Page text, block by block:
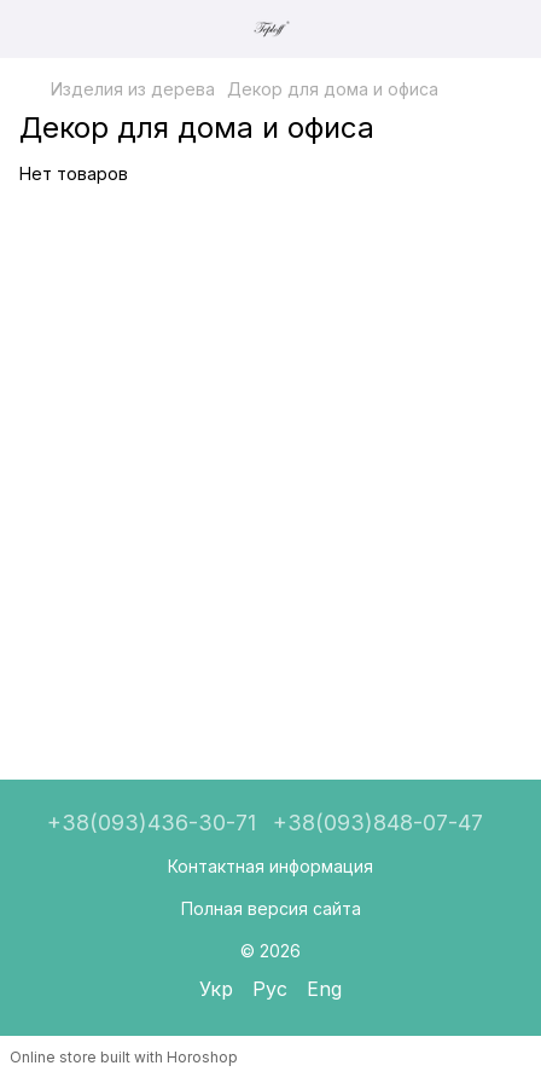
Изделия из дерева Декор для дома и офиса
Декор для дома и офиса
Нет товаров
+38(093)436-30-71 +38(093)848-07-47
Контактная информация
Полная версия сайта
© 2026
Укр Рус Eng
Online store built with Horoshop